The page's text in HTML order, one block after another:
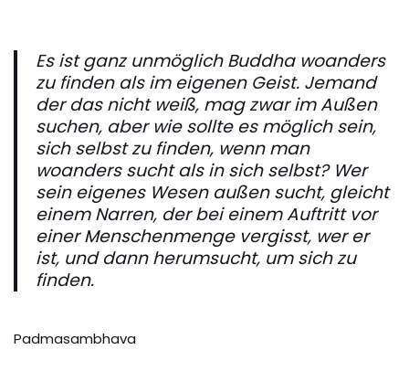
Es ist ganz unmöglich Buddha woanders
zu finden als im eigenen Geist. Jemand
der das nicht weiß, mag zwar im Außen
suchen, aber wie sollte es möglich sein,
sich selbst zu finden, wenn man
woanders sucht als in sich selbst? Wer
sein eigenes Wesen außen sucht, gleicht
einem Narren, der bei einem Auftritt vor
einer Menschenmenge vergisst, wer er
ist, und dann herumsucht, um sich zu
finden.
Padmasambhava